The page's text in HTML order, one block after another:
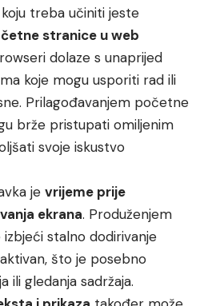
treba učiniti jeste
stranice u web
dolaze s unaprijed
koje mogu usporiti rad ili
Prilagođavanjem početne
brže pristupati omiljenim
svoje iskustvo
je vrijeme prije
ekrana. Produženjem
stalno dodirivanje
što je posebno
ili gledanja sadržaja.